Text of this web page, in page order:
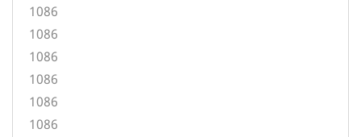
1086
1086
1086
1086
1086
1086